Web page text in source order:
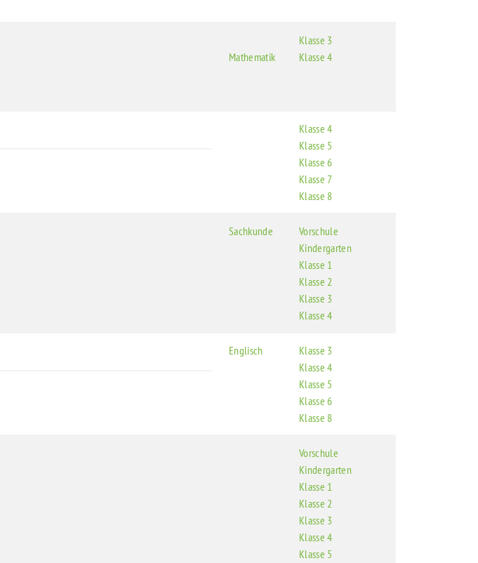
Mathematik
Klasse 3
Klasse 4
Klasse 4
Klasse 5
Klasse 6
Klasse 7
Klasse 8
Sachkunde
Vorschule
Kindergarten
Klasse 1
Klasse 2
Klasse 3
Klasse 4
Englisch
Klasse 3
Klasse 4
Klasse 5
Klasse 6
Klasse 8
Vorschule
Kindergarten
Klasse 1
Klasse 2
Klasse 3
Klasse 4
Klasse 5